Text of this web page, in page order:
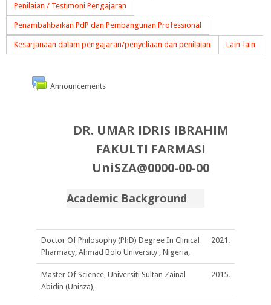
Penilaian / Testimoni Pengajaran
Penambahbaikan PdP dan Pembangunan Professional
Kesarjanaan dalam pengajaran/penyeliaan dan penilaian Lain-lain
Announcements
DR. UMAR IDRIS IBRAHIM
FAKULTI FARMASI
UniSZA@0000-00-00
Academic Background
Doctor Of Philosophy (PhD) Degree In Clinical
Pharmacy, Ahmad Bolo University , Nigeria,
2021.
Master Of Science, Universiti Sultan Zainal
Abidin (Unisza),
2015.